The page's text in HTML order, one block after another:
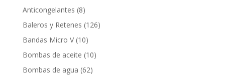
Anticongelantes 88
productos
Baleros y Retenes 126126
Bandas Micro V 1010
productos
Bombas de aceite 1010
Bombas de agua 6262